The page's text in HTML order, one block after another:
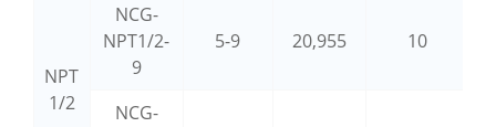
NPT
1/2
NCG-
NPT1/2-
9
5-9 20,955 10
NCG-